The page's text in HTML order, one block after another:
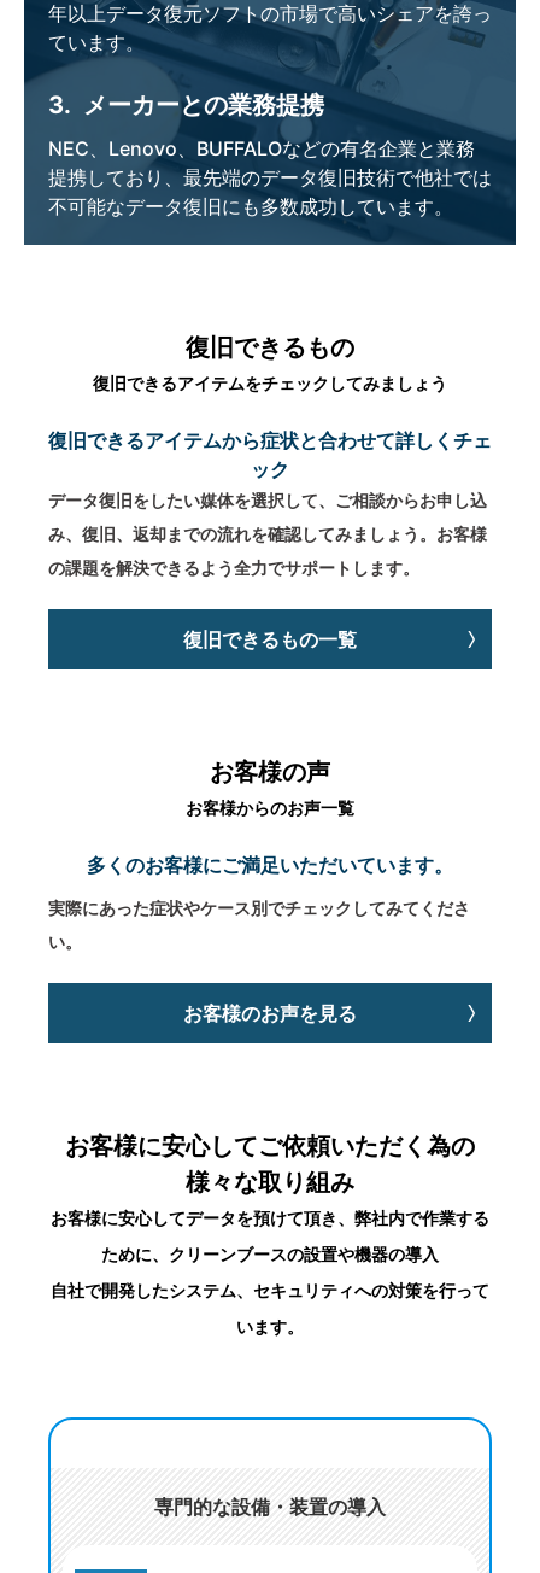
年以上データ復元ソフトの市場で高いシェアを誇っ
ています。
3. メーカーとの業務提携
NEC、Lenovo、BUFFALOなどの有名企業と業務
提携しており、最先端のデータ復旧技術で他社では
不可能なデータ復旧にも多数成功しています。
復旧できるもの
復旧できるアイテムをチェックしてみましょう
復旧できるアイテムから症状と合わせて詳しくチェ
ック
データ復旧をしたい媒体を選択して、ご相談からお申し込
み、復旧、返却までの流れを確認してみましょう。お客様
の課題を解決できるよう全力でサポートします。
復旧できるもの一覧
お客様の声
お客様からのお声一覧
多くのお客様にご満足いただいています。
実際にあった症状やケース別でチェックしてみてくださ
い。
お客様のお声を見る
お客様に安心してご依頼いただく為の
様々な取り組み
お客様に安心してデータを預けて頂き、弊社内で作業する
ために、クリーンブースの設置や機器の導入
自社で開発したシステム、セキュリティへの対策を行って
います。
専門的な設備・装置の導入